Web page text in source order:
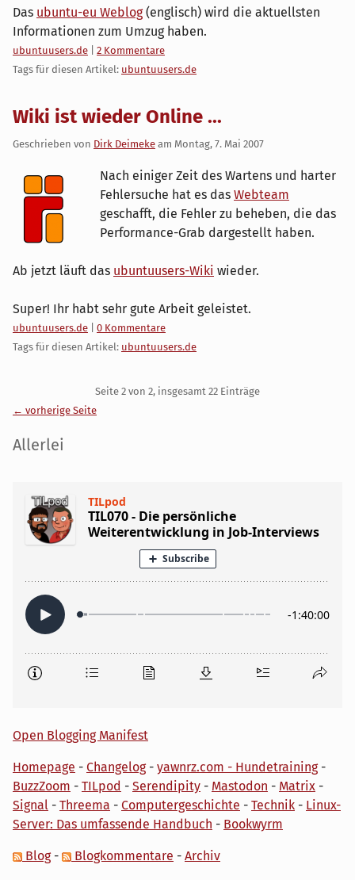
Das ubuntu-eu Weblog(englisch) wird die aktuellsten
Informationen zum Umzug haben.
Kategorien:
ubuntuusers.de
2 Kommentare
Tags für diesen Artikel: ubuntuusers.de
Wiki ist wieder Online ...
Geschrieben von Dirk Deimeke am Montag, 7. Mai 2007
Nach einiger Zeit des Wartens und harter
Fehlersuche hat es das Webteam
geschafft, die Fehler zu beheben, die das
Performance-Grab dargestellt haben.
Ab jetzt läuft das ubuntuusers-Wiki wieder.
Super! Ihr habt sehr gute Arbeit geleistet.
Kategorien:
ubuntuusers.de
0 Kommentare
Tags für diesen Artikel: ubuntuusers.de
Seite 2 von 2, insgesamt 22 Einträge
← vorherige Seite
Seitenleiste
Allerlei
Open Blogging Manifest
Homepage - Changelog- yawnrz.com - Hundetraining-
BuzzZoom - TILpod - Serendipity - Mastodon - Matrix -
Signal - Threema - Computergeschichte - Technik - Linux-
Server: Das umfassende Handbuch - Bookwyrm
Blog- Blogkommentare - Archiv